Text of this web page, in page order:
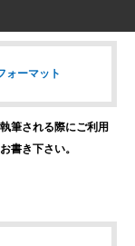
ォーマット
筆される際にご利用
書き下さい。